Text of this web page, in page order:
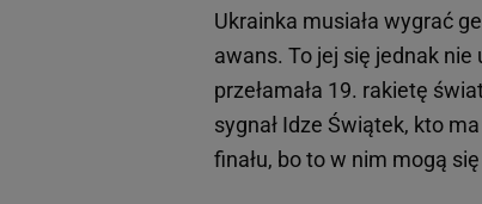
Ukrainka musiała wygrać
awans. To jej się jednak nie
przełamała 19. rakietę
sygnał Idze Świątek, kto
finału, bo to w nim mogą